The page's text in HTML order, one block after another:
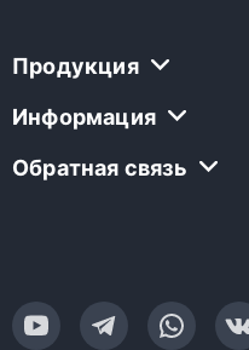
Продукция
Информация
Обратная связь